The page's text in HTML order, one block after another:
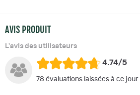
AVIS PRODUIT
L'avis des utilisateurs
4.74/5
78 évaluations laissées à ce jour